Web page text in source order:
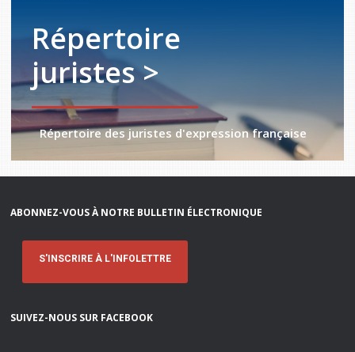
Répertoire
juristes >
Répertoire des juristes d'expression française
ABONNEZ-VOUS À NOTRE BULLETIN ÉLECTRONIQUE
S'INSCRIRE À L'INFOLETTRE
SUIVEZ-NOUS SUR FACEBOOK